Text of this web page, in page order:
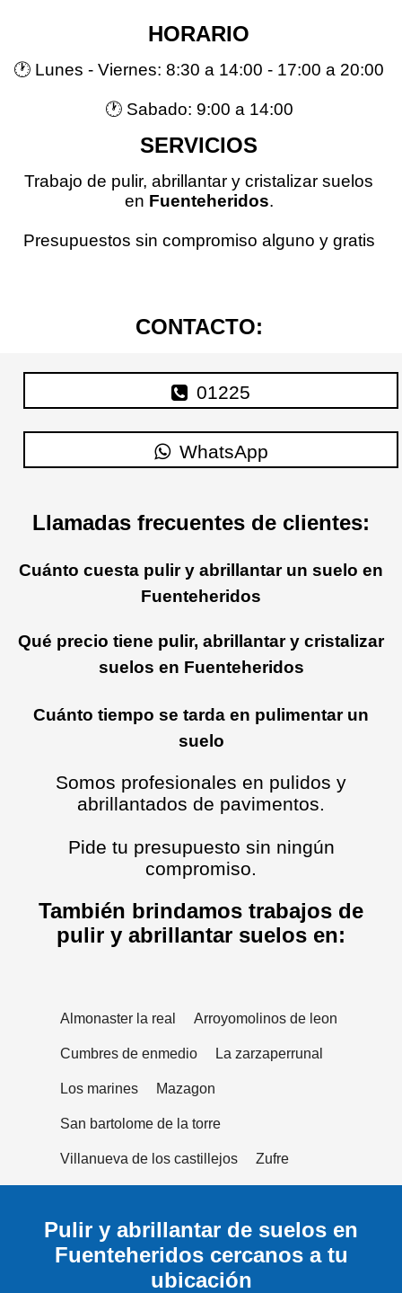
HORARIO
🕐 Lunes - Viernes: 8:30 a 14:00 - 17:00 a 20:00
🕐 Sabado: 9:00 a 14:00
SERVICIOS
Trabajo de pulir, abrillantar y cristalizar suelos
en Fuenteheridos.
Presupuestos sin compromiso alguno y gratis
CONTACTO:
01225
WhatsApp
Llamadas frecuentes de clientes:
Cuánto cuesta pulir y abrillantar un suelo en
Fuenteheridos
Qué precio tiene pulir, abrillantar y cristalizar
suelos en Fuenteheridos
Cuánto tiempo se tarda en pulimentar un
suelo
Somos profesionales en pulidos y
abrillantados de pavimentos.
Pide tu presupuesto sin ningún
compromiso.
También brindamos trabajos de
pulir y abrillantar suelos en:
Almonaster la real Arroyomolinos de leon
Cumbres de enmedio La zarzaperrunal
Los marines Mazagon
San bartolome de la torre
Villanueva de los castillejos Zufre
Pulir y abrillantar de suelos en
Fuenteheridos cercanos a tu
ubicación